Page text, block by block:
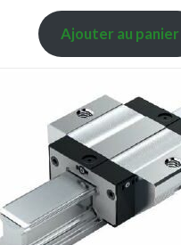
Ajouter au panier